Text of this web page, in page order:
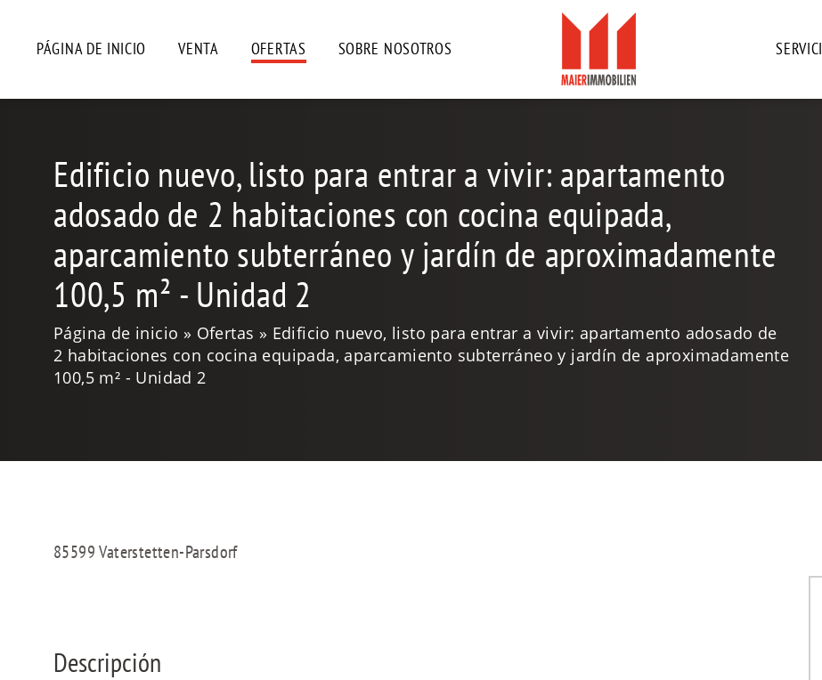
PÁGINA DE INICIO VENTA OFERTAS SOBRE NOSOTROS
Edificio nuevo, listo para entrar a vivir: apartamento
adosado de 2 habitaciones con cocina equipada,
aparcamiento subterráneo y jardín de aproximadamente
100,5 m² - Unidad 2
Página de inicio Ofertas
Edificio nuevo, listo para entrar a vivir: apartamento adosado de
2 habitaciones con cocina equipada, aparcamiento subterráneo y jardín de aproximadamente
100,5 m² - Unidad 2
85599 Vaterstetten-Parsdorf
Descripción